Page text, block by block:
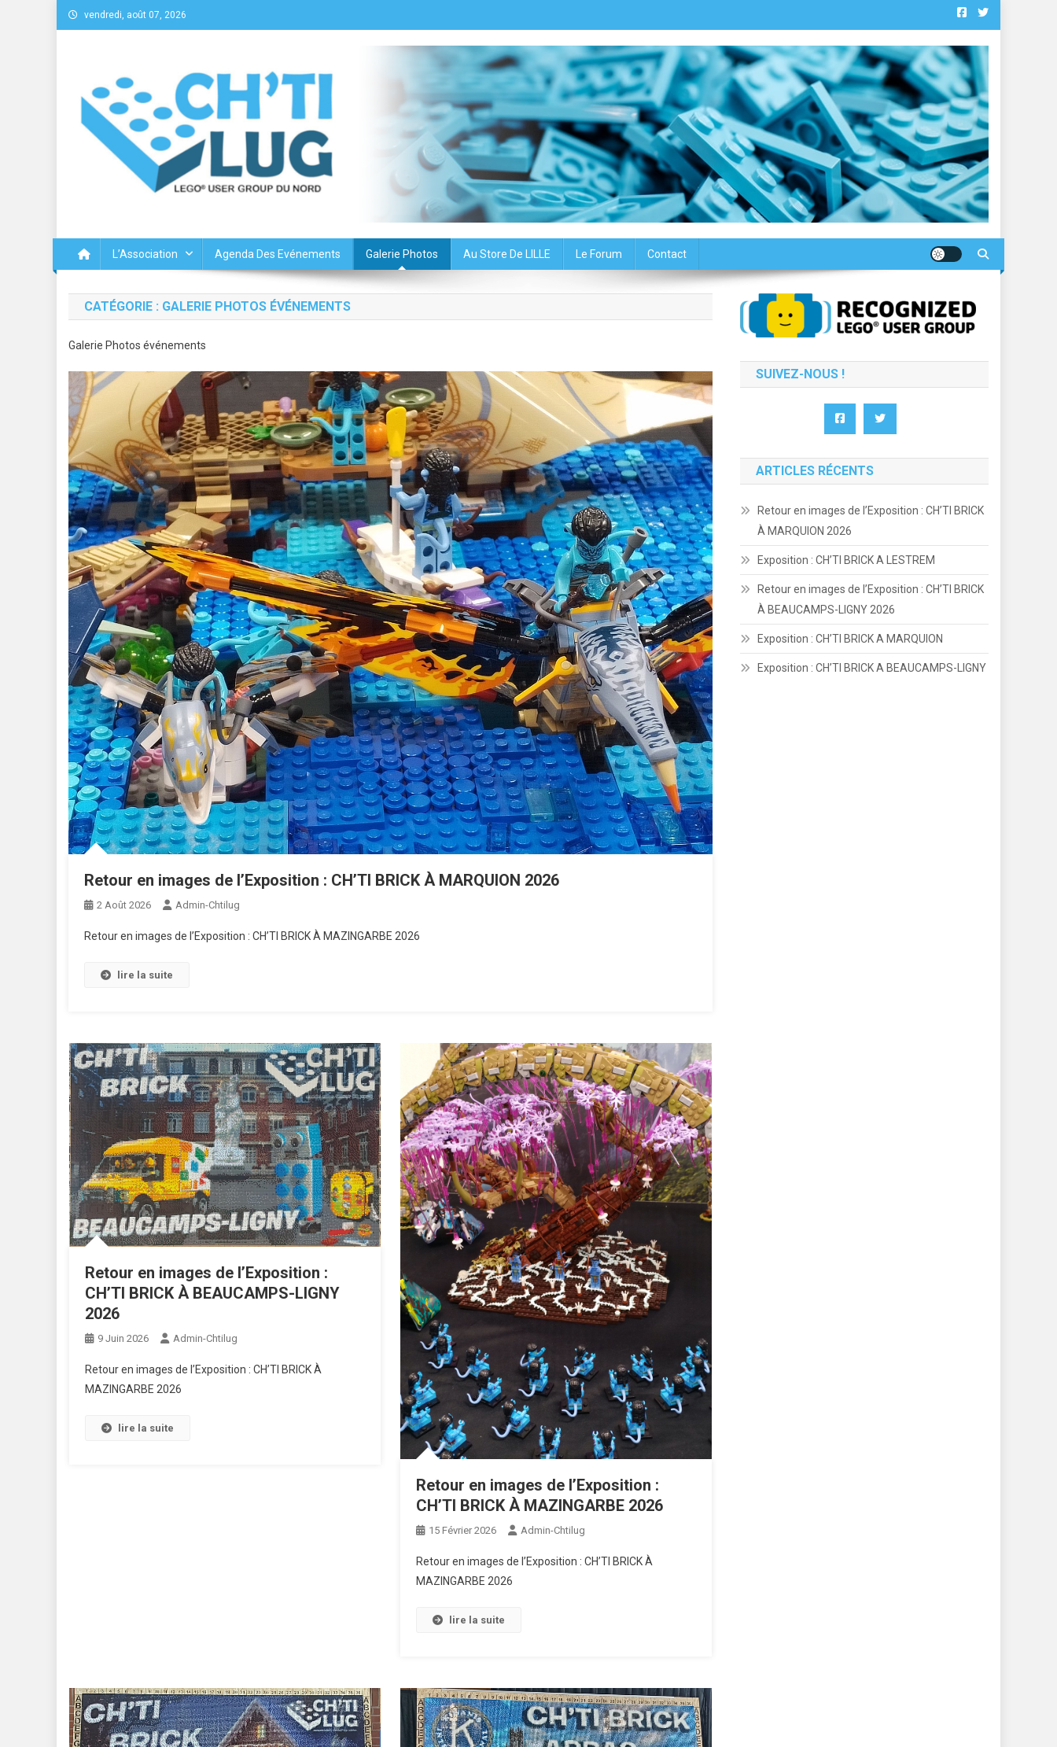
Skip
to
vendredi, août 07, 2026
Chtilug – Lego® User Group du Nord – Association
L’Association Agenda Des Evénements Galerie Photos Au Store De LILLE Le Forum Contact
CATÉGORIE : GALERIE PHOTOS ÉVÉNEMENTS
Galerie Photos événements
Retour en images de l’Exposition : CH’TI BRICK À MARQUION 2026
2 Août 2026 Admin-Chtilug
Retour en images de l’Exposition : CH’TI BRICK À MAZINGARBE 2026
lire la suite
Retour en images de l’Exposition :
CH’TI BRICK À BEAUCAMPS-LIGNY
2026
9 Juin 2026 Admin-Chtilug
Retour en images de l’Exposition : CH’TI BRICK À
MAZINGARBE 2026
lire la suite
Retour en images de l’Exposition :
CH’TI BRICK À MAZINGARBE 2026
15 Février 2026 Admin-Chtilug
Retour en images de l’Exposition : CH’TI BRICK À
MAZINGARBE 2026
lire la suite
SUIVEZ-NOUS !
ARTICLES RÉCENTS
Retour en images de l’Exposition : CH’TI BRICK
À MARQUION 2026
Exposition : CH’TI BRICK A LESTREM
Retour en images de l’Exposition : CH’TI BRICK
À BEAUCAMPS-LIGNY 2026
Exposition : CH’TI BRICK A MARQUION
Exposition : CH’TI BRICK A BEAUCAMPS-LIGNY